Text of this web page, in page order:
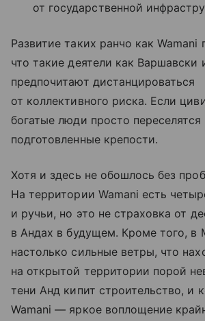
от государственной
Развитие таких ранчо как Wamani
что такие деятели как Варшавски
предпочитают дистанцироваться
от коллективного риска. Если
богатые люди просто переселятся
подготовленные крепости.
Хотя и здесь не обошлось без
На территории Wamani есть
и ручьи, но это не страховка от
в Андах в будущем. Кроме того, в
настолько сильные ветры, что
на открытой территории порой
тени Анд кипит строительство, и
Wamani — яркое воплощение